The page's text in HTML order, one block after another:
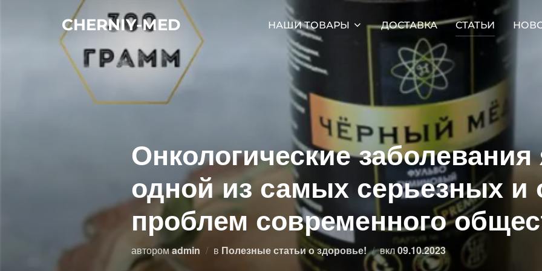
содержимому
CHERNIY-MED НАШИ ТОВАРЫ ДОСТАВКА СТАТЬИ
Онкологические
одной из самых серьезных и
проблем современного
авторомadmin в Полезные статьи о здоровье! вклОпубликовано
09.10.2023